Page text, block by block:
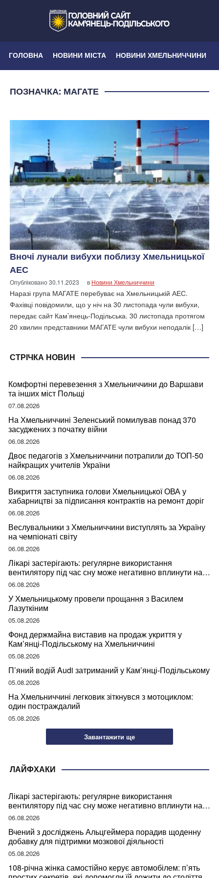
ГОЛОВНА НОВИНИ МІСТА НОВИНИ ХМЕЛЬНИЧЧИНИ
ПОЗНАЧКА: МАГАТЕ
Вночі лунали вибухи поблизу Хмельницької
АЕС
Опубліковано30.11.2023 в Новини Хмельниччини
Наразі група МАГАТЕ перебуває на Хмельницькій АЕС.
Фахівці повідомили, що у ніч на 30 листопада чули вибухи,
передає сайт Кам’янець-Подільська. 30 листопада протягом
20 хвилин представники МАГАТЕ чули вибухи неподалік […]
СТРІЧКА НОВИН
Комфортні перевезення з Хмельниччини до Варшави
та інших міст Польщі
07.08.2026
На Хмельниччині Зеленський помилував понад 370
засуджених з початку війни
06.08.2026
Двоє педагогів з Хмельниччини потрапили до ТОП-50
найкращих учителів України
06.08.2026
Викриття заступника голови Хмельницької ОВА у
хабарництві за підписання контрактів на ремонт доріг
06.08.2026
Веслувальники з Хмельниччини виступлять за Україну
на чемпіонаті світу
06.08.2026
Лікарі застерігають: регулярне використання
вентилятору під час сну може негативно вплинути на
ваше здоров’я
06.08.2026
У Хмельницькому провели прощання з Василем
Лазуткіним
05.08.2026
Фонд держмайна виставив на продаж укриття у
Кам’янці-Подільському на Хмельниччині
05.08.2026
П’яний водій Audi затриманий у Кам’янці-Подільському
05.08.2026
На Хмельниччині легковик зіткнувся з мотоциклом:
один постраждалий
05.08.2026
Завантажити ще
ЛАЙФХАКИ
Лікарі застерігають: регулярне використання
вентилятору під час сну може негативно вплинути на
ваше здоров’я
06.08.2026
Вчений з досліджень Альцгеймера порадив щоденну
добавку для підтримки мозкової діяльності
05.08.2026
108-річна жінка самостійно керує автомобілем: п’ять